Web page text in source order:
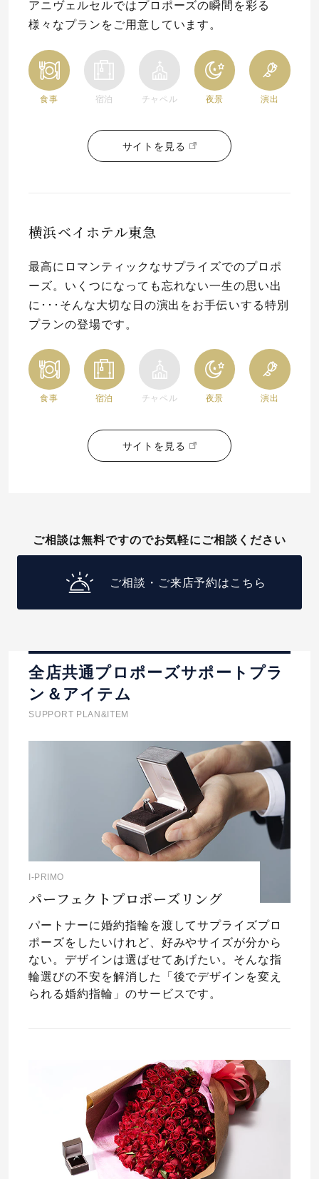
アニヴェルセルではプロポーズの瞬間を彩る
様々なプランをご用意しています。
食事 宿泊 チャペル 夜景 演出
サイトを見る
横浜ベイホテル東急
最高にロマンティックなサプライズでのプロポ
ーズ。いくつになっても忘れない一生の思い出
に･･･そんな大切な日の演出をお手伝いする特別
プランの登場です。
食事 宿泊 チャペル 夜景 演出
サイトを見る
ご相談は無料ですのでお気軽にご相談ください
ご相談・ご来店予約はこちら
全店共通プロポーズサポートプラ
ン＆アイテム
SUPPORT PLAN&ITEM
I-PRIMO
パーフェクトプロポーズリング
パートナーに婚約指輪を渡してサプライズプロ
ポーズをしたいけれど、好みやサイズが分から
ない。デザインは選ばせてあげたい。そんな指
輪選びの不安を解消した「後でデザインを変え
られる婚約指輪」のサービスです。